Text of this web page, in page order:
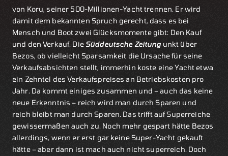
von Koru, seiner 500-Millionen-Yacht trennen. Er wird
damit dem bekannten Spruch gerecht, dass es bei
Mensch und Boot zwei Glücksmomente gibt: Den Kauf
und den Verkauf. Die Süddeutsche Zeitung unkt über
Bezos, ob vielleicht Sparsamkeit die Ursache für seine
Verkaufsabsichten stellt, immerhin koste eine Yacht etwa
ein Zehntel des Verkaufspreises an Betriebskosten pro
Jahr. Da kommt einiges zusammen und – auch das keine
neue Erkenntnis – reich wird man durch Sparen und
reich bleibt man durch Sparen. Das trifft auf Superreiche
gewissermaßen auch zu. Noch mehr gespart hätte Bezos
allerdings, wenn er erst gar keine Super-Yacht gekauft
hätte – aber dann ist mach auch nicht superreich. Doch